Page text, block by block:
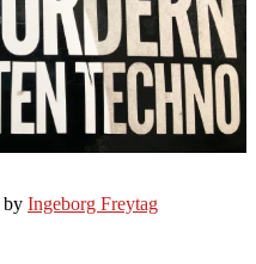
by Ingeborg Freytag